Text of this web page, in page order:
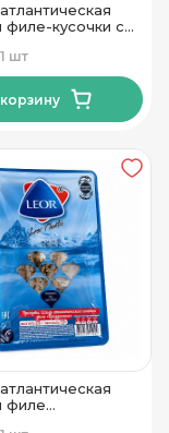
филе-кусочки с
1 шт
филе